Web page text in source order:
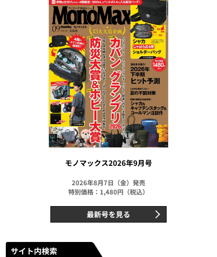
モノマックス2026年9月号
2026年8月7日（金）発売
特別価格：1,480円（税込）
最新号を見る
サイト内検索